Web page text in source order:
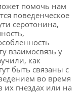
помочь нам
поведенческое
серотонина,
взаимосвязь у
как
быть связаны с
во время
их гнездах или на